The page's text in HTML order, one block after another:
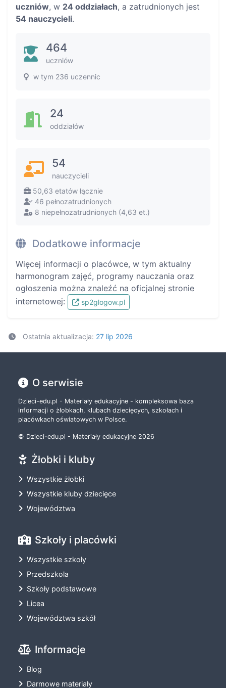
uczniów, w 24 oddziałach, a zatrudnionych jest
54 nauczycieli.
464
uczniów
w tym 236 uczennic
24
oddziałów
54
nauczycieli
50,63 etatów łącznie
46 pełnozatrudnionych
8 niepełnozatrudnionych (4,63 et.)
Dodatkowe informacje
Więcej informacji o placówce, w tym aktualny
harmonogram zajęć, programy nauczania oraz
ogłoszenia można znaleźć na oficjalnej stronie
internetowej:
sp2glogow.pl
Ostatnia aktualizacja: 27 lip 2026
O serwisie
Dzieci-edu.pl - Materiały edukacyjne - kompleksowa baza
informacji o żłobkach, klubach dziecięcych, szkołach i
placówkach oświatowych w Polsce.
© Dzieci-edu.pl - Materiały edukacyjne 2026
Żłobki i kluby
Wszystkie żłobki
Wszystkie kluby dziecięce
Województwa
Szkoły i placówki
Wszystkie szkoły
Przedszkola
Szkoły podstawowe
Licea
Województwa szkół
Informacje
Blog
Darmowe materiały